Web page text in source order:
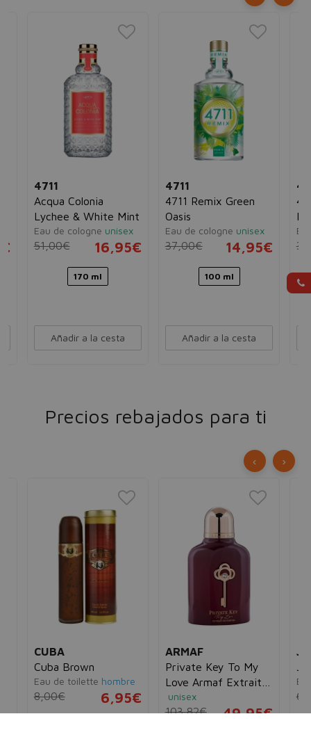
4711
Acqua Colonia
Lychee & White Mint
Eau de cologne unisex
51,00€ 16,95€
170 ml
Añadir a la cesta
4711
4711 Remix Green
Oasis
Eau de cologne unisex
37,00€ 14,95€
100 ml
Añadir a la cesta
Precios rebajados para ti
CUBA
Cuba Brown
Eau de toilette hombre
8,00€ 6,95€
ARMAF
Private Key To My
Love Armaf Extrait
de Parfum
unisex
103,82€ 49,95€
‹ ›